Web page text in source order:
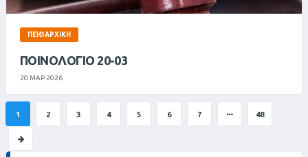
ΠΕΙΘΑΡΧΙΚΉ
ΠΟΙΝΟΛΟΓΙΟ 20-03
20 ΜΑΡ 2026
1 2 3 4 5 6 7 48